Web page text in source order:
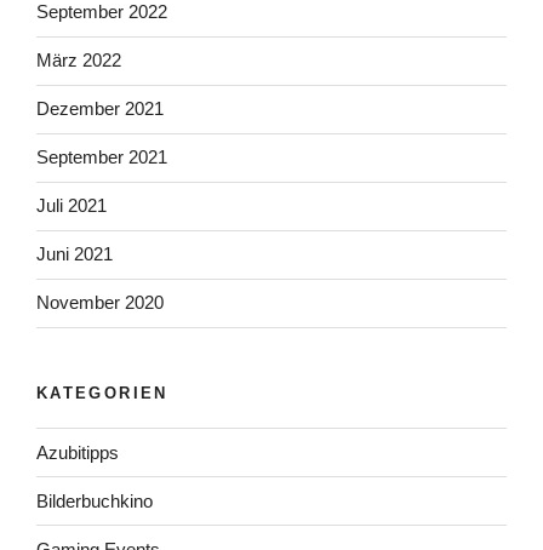
September 2022
März 2022
Dezember 2021
September 2021
Juli 2021
Juni 2021
November 2020
KATEGORIEN
Azubitipps
Bilderbuchkino